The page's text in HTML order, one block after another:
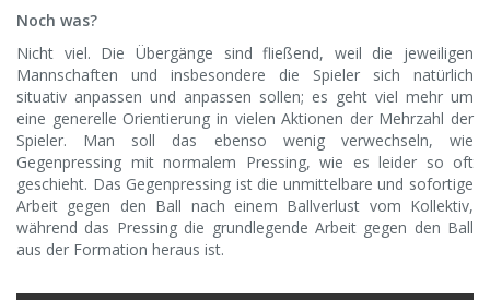
Noch was?
Nicht viel. Die Übergänge sind fließend, weil die jeweiligen
Mannschaften und insbesondere die Spieler sich natürlich
situativ anpassen und anpassen sollen; es geht viel mehr um
eine generelle Orientierung in vielen Aktionen der Mehrzahl der
Spieler. Man soll das ebenso wenig verwechseln, wie
Gegenpressing mit normalem Pressing, wie es leider so oft
geschieht. Das Gegenpressing ist die unmittelbare und sofortige
Arbeit gegen den Ball nach einem Ballverlust vom Kollektiv,
während das Pressing die grundlegende Arbeit gegen den Ball
aus der Formation heraus ist.